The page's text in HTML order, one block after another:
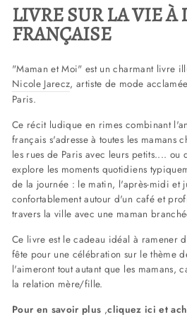
LIVRE SUR LA VIE À
FRANÇAISE
"Maman et Moi"est un charmant livre
Nicole Jarecz, artiste de mode
Paris.
Ce récit ludique en rimes combinant
français s'adresse à toutes les mamans
les rues de Paris avec leurs petits....
explore les moments quotidiens
de la journée : le matin, l'après-midi et
confortablement autour d'un café et
travers la ville avec une maman
Ce livre est le cadeau idéal à ramener
fête pour une célébration sur le thème
l'aimeront tout autant que les mamans,
la relation mère/fille.
Pour en savoir plus ,cliquez ici et